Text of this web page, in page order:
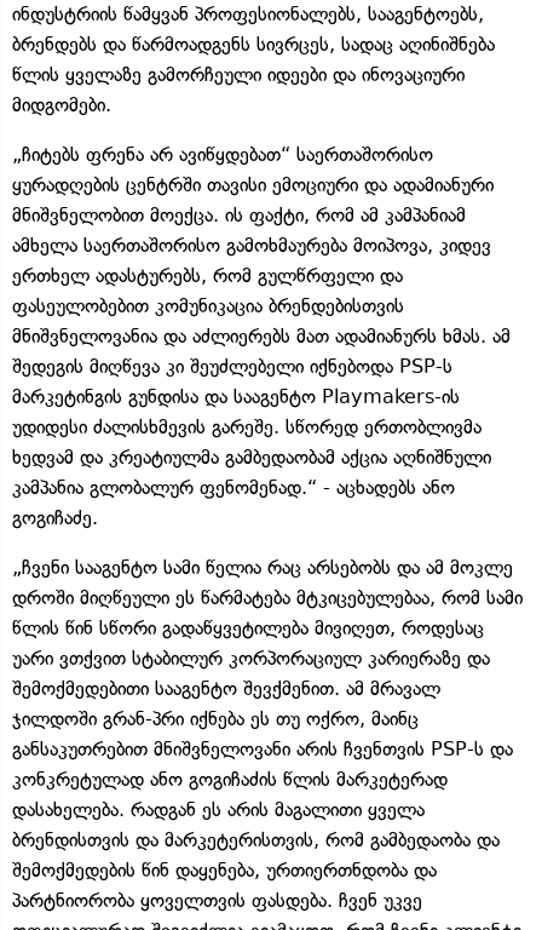
ინდუსტრიის წამყვან პროფესიონალებს, სააგენტოებს,
ბრენდებს და წარმოადგენს სივრცეს, სადაც აღინიშნება
წლის ყველაზე გამორჩეული იდეები და ინოვაციური
მიდგომები.
„ჩიტებს ფრენა არ ავიწყდებათ“ საერთაშორისო
ყურადღების ცენტრში თავისი ემოციური და ადამიანური
მნიშვნელობით მოექცა. ის ფაქტი, რომ ამ კამპანიამ
ამხელა საერთაშორისო გამოხმაურება მოიპოვა, კიდევ
ერთხელ ადასტურებს, რომ გულწრფელი და
ფასეულობებით კომუნიკაცია ბრენდებისთვის
მნიშვნელოვანია და აძლიერებს მათ ადამიანურს ხმას. ამ
შედეგის მიღწევა კი შეუძლებელი იქნებოდა PSP-ს
მარკეტინგის გუნდისა და სააგენტო Playmakers-ის
უდიდესი ძალისხმევის გარეშე. სწორედ ერთობლივმა
ხედვამ და კრეატიულმა გამბედაობამ აქცია აღნიშნული
კამპანია გლობალურ ფენომენად.“ - აცხადებს ანო
გოგიჩაძე.
„ჩვენი სააგენტო სამი წელია რაც არსებობს და ამ მოკლე
დროში მიღწეული ეს წარმატება მტკიცებულებაა, რომ სამი
წლის წინ სწორი გადაწყვეტილება მივიღეთ, როდესაც
უარი ვთქვით სტაბილურ კორპორაციულ კარიერაზე და
შემოქმედებითი სააგენტო შევქმენით. ამ მრავალ
ჯილდოში გრან-პრი იქნება ეს თუ ოქრო, მაინც
განსაკუთრებით მნიშვნელოვანი არის ჩვენთვის PSP-ს და
კონკრეტულად ანო გოგიჩაძის წლის მარკეტერად
დასახელება. რადგან ეს არის მაგალითი ყველა
ბრენდისთვის და მარკეტერისთვის, რომ გამბედაობა და
შემოქმედების წინ დაყენება, ურთიერთნდობა და
პარტნიორობა ყოველთვის ფასდება. ჩვენ უკვე